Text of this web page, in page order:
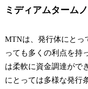
ミディアムターム
MTNは、発行体にとっ
っても多くの利点を持
は柔軟に資金調達がで
にとっては多様な発行